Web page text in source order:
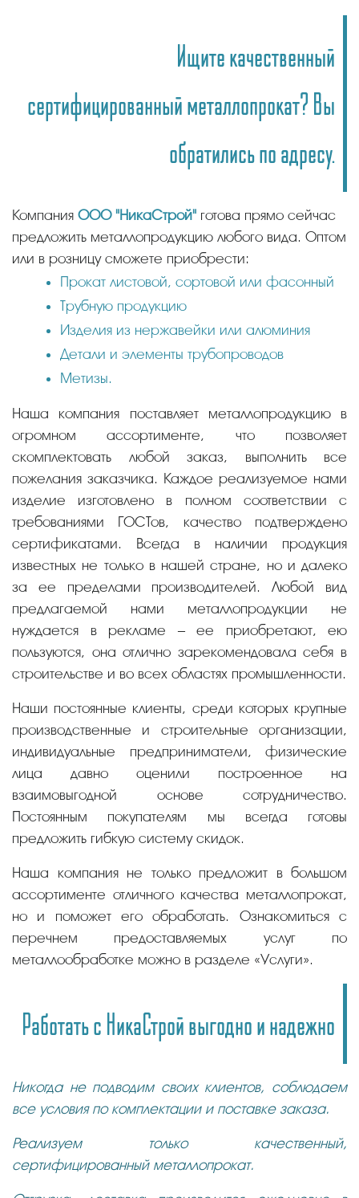
Ищите качественный
сертифицированный металлопрокат? Вы
обратились по адресу.
Компания ООО "НикаСтрой" готова прямо сейчас
предложить металлопродукцию любого вида. Оптом
или в розницу сможете приобрести:
Прокат листовой, сортовой или фасонный
Трубную продукцию
Изделия из нержавейки или алюминия
Детали и элементы трубопроводов
Метизы.
Наша компания поставляет металлопродукцию в
огромном ассортименте, что позволяет
скомплектовать любой заказ, выполнить все
пожелания заказчика. Каждое реализуемое нами
изделие изготовлено в полном соответствии с
требованиями ГОСТов, качество подтверждено
сертификатами. Всегда в наличии продукция
известных не только в нашей стране, но и далеко
за ее пределами производителей. Любой вид
предлагаемой нами металлопродукции не
нуждается в рекламе – ее приобретают, ею
пользуются, она отлично зарекомендовала себя в
строительстве и во всех областях промышленности.
Наши постоянные клиенты, среди которых крупные
производственные и строительные организации,
индивидуальные предприниматели, физические
лица давно оценили построенное на
взаимовыгодной основе сотрудничество.
Постоянным покупателям мы всегда готовы
предложить гибкую систему скидок.
Наша компания не только предложит в большом
ассортименте отличного качества металлопрокат,
но и поможет его обработать. Ознакомиться с
перечнем предоставляемых услуг по
металлообработке можно в разделе «Услуги».
Работать с НикаСтрой выгодно и надежно
Никогда не подводим своих клиентов, соблюдаем
все условия по комплектации и поставке заказа.
Реализуем только качественный,
сертифицированный металлопрокат.